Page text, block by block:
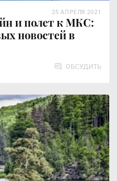
и полет к МКС:
новостей в
25 АПРЕЛЯ 2021
ОБСУДИТЬ